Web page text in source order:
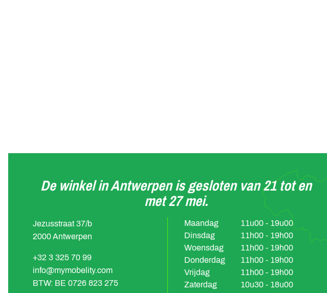
De winkel in Antwerpen is gesloten van 21 tot en
met 27 mei.
Jezusstraat 37/b
2000 Antwerpen
+32 3 325 70 99
info@mymobelity.com
BTW: BE 0726 823 275
Maandag
11u00 - 19u00
Dinsdag
11h00 - 19h00
Woensdag
11h00 - 19h00
Donderdag
11h00 - 19h00
Vrijdag
11h00 - 19h00
Zaterdag
10u30 - 18u00